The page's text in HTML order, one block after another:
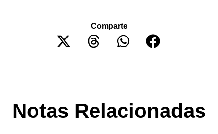
Comparte
Notas Relacionadas